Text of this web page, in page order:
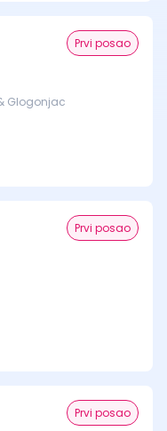
Prvi posao
Glogonjac
Prvi posao
Prvi posao